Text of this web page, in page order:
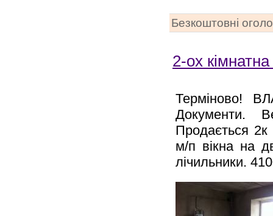
Безкоштовні
2-ох
Терміново!
Документи.
Продається
м/п вікна на
лічильники.